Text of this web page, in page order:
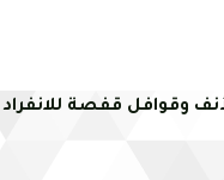
وقوافل قفصة للانفراد